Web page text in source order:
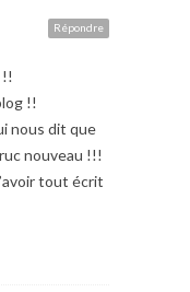
Répondre
!!
!!
nous dit que
nouveau !!!
tout écrit